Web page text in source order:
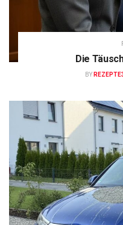
Die
BY